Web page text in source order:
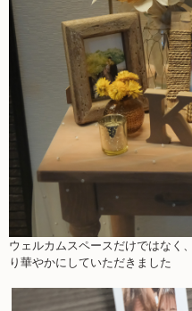
ウェルカムスペースだけではなく
り華やかにしていただきました